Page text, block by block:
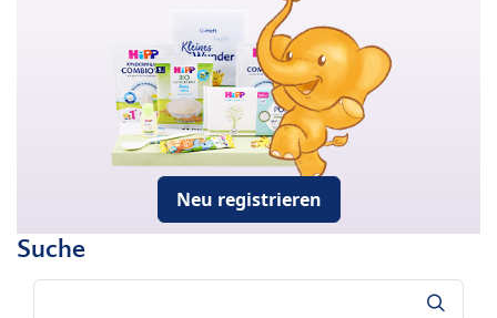
Neu registrieren
Suche